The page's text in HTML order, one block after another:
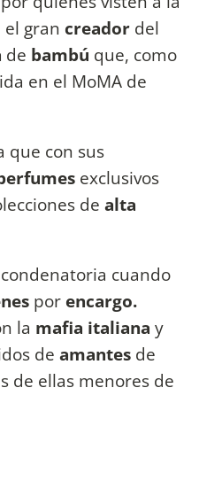
gran creador del
de bambú que, como
en el MoMA de
que con sus
exclusivos
de alta
cuando
por encargo.
la mafia italiana y
de amantes de
de ellas menores de